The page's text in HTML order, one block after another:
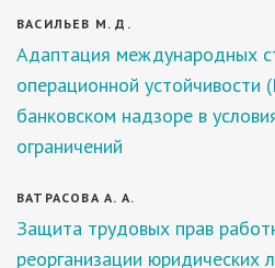
ВАСИЛЬЕВ М. Д.
Адаптация международных
операционной устойчивости
банковском надзоре в
ограничений
ВАТРАСОВА А. А.
Защита трудовых прав
реорганизации юридических